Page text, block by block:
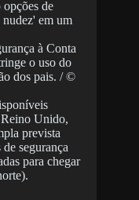
à Conta
o uso do
dos pais. / ©
Unido,
prevista
segurança
para chegar